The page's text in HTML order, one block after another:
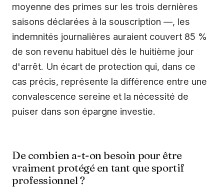
moyenne des primes sur les trois dernières
saisons déclarées à la souscription —, les
indemnités journalières auraient couvert 85 %
de son revenu habituel dès le huitième jour
d'arrêt. Un écart de protection qui, dans ce
cas précis, représente la différence entre une
convalescence sereine et la nécessité de
puiser dans son épargne investie.
De combien a-t-on besoin pour être
vraiment protégé en tant que sportif
professionnel ?